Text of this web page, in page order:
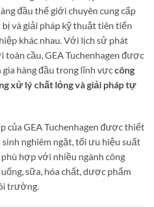
đầu thế giới chuyên cung cấp
và giải pháp kỹ thuật tiên tiến
khác nhau. Với lịch sử phát
cầu, GEA Tuchenhagen được
hàng đầu trong lĩnh vựccông
xử lý chất lỏng và giải pháp tự
của GEA Tuchenhagen được thiết
nghiêm ngặt, tối ưu hiệu suất
hợp với nhiều ngành công
sữa, hóa chất, dược phẩm
trường.